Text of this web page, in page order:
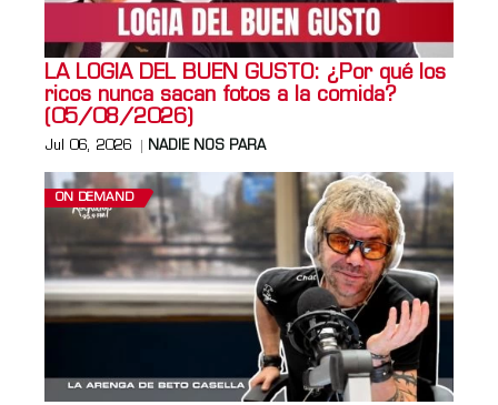
LA LOGIA DEL BUEN GUSTO: ¿Por qué los
ricos nunca sacan fotos a la comida?
(05/08/2026)
Jul 06, 2026 NADIE NOS PARA
ON DEMAND